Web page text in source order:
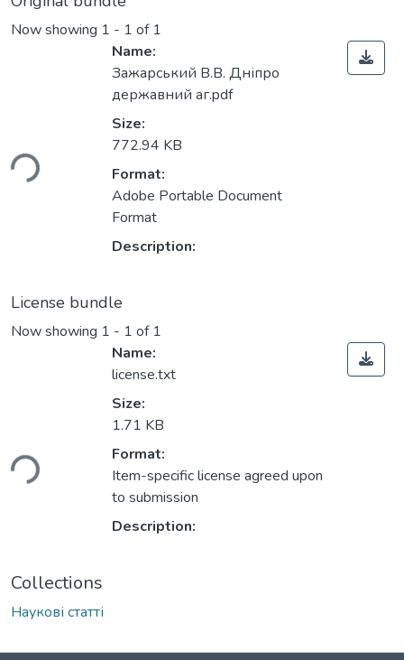
Now showing 1 - 1 of 1
Name:
Зажарський В.В. Дніпро
державний аг.pdf
Size:
772.94 KB
Format:
Adobe Portable Document
Format
Description:
License bundle
Now showing 1 - 1 of 1
Name:
license.txt
Size:
1.71 KB
Format:
Item-specific license agreed upon
to submission
Description:
Collections
Наукові статті